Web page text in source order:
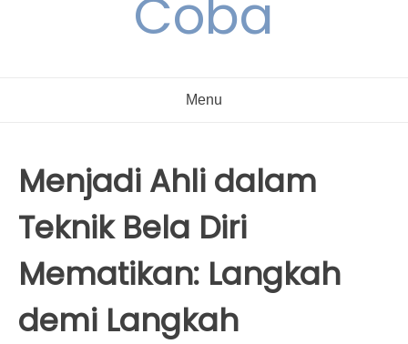
Coba
Menu
Menjadi Ahli dalam
Teknik Bela Diri
Mematikan: Langkah
demi Langkah